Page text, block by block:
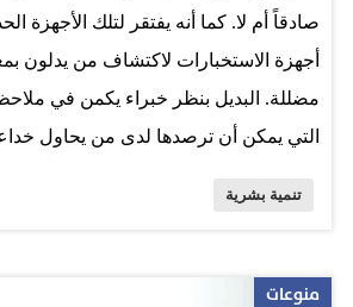
قوائم بالمهام الضرورية لا تزال هذه
صادقاً أم لا. كما أنه يفتقر لتلك الأجهزة
أجهزة الاستخبارات لاكتشاف من يدلون
مضللة. البديل بنظر خبراء يكمن في
التي يمكن أن ترصدها لدى من يحاول
فالكاذب يميل إلى إخفاء يديه، كما يصعب
تنمية بشرية
منوعات